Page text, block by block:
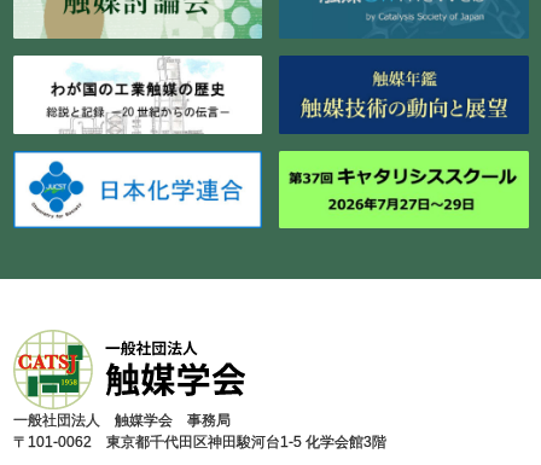
⼀般社団法⼈ 触媒学会 事務局
〒101-0062 東京都千代⽥区神⽥駿河台1-5 化学会館3階